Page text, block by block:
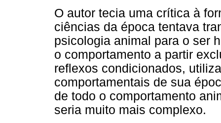
O autor tecia uma crítica à
ciências da época tentava
psicologia animal para o ser
o comportamento a partir
reflexos condicionados,
comportamentais de sua
de todo o comportamento
seria muito mais complexo.